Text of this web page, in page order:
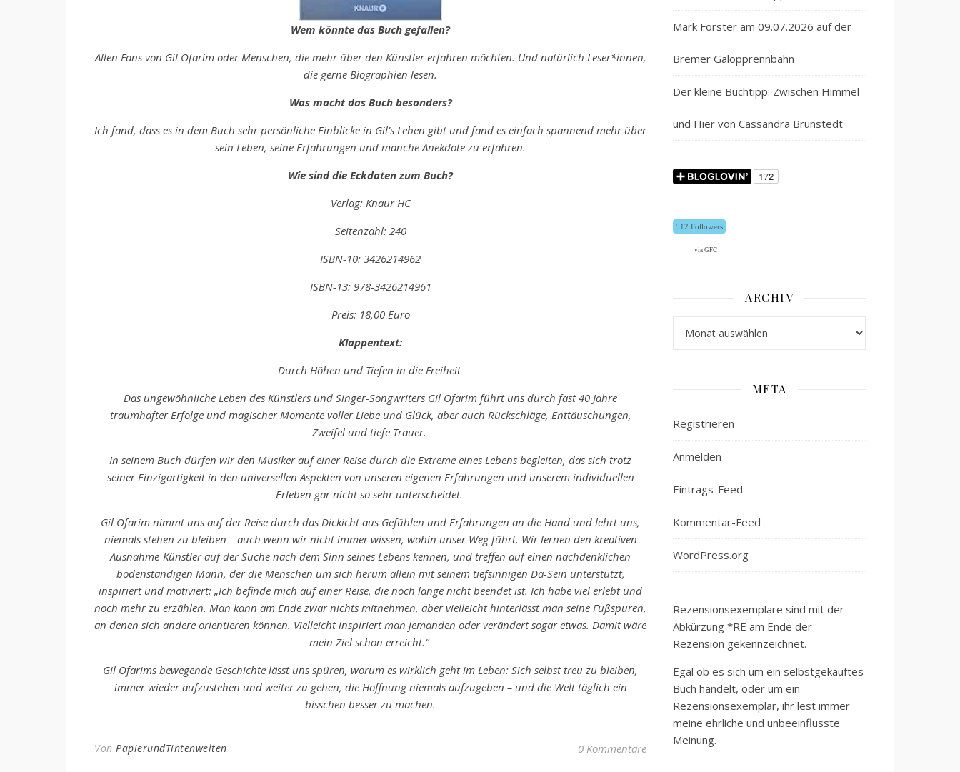
Wem könnte das Buch gefallen?
Allen Fans von Gil Ofarim oder Menschen, die mehr über den Künstler erfahren möchten. Und natürlich Leser*innen,
die gerne Biographien lesen.
Was macht das Buch besonders?
Ich fand, dass es in dem Buch sehr persönliche Einblicke in Gil’s Leben gibt und fand es einfach spannend mehr über
sein Leben, seine Erfahrungen und manche Anekdote zu erfahren.
Wie sind die Eckdaten zum Buch?
Verlag: Knaur HC
Seitenzahl: 240
ISBN-10: 3426214962
ISBN-13: 978-3426214961
Preis: 18,00 Euro
Klappentext:
Durch Höhen und Tiefen in die Freiheit
Das ungewöhnliche Leben des Künstlers und Singer-Songwriters Gil Ofarim führt uns durch fast 40 Jahre
traumhafter Erfolge und magischer Momente voller Liebe und Glück, aber auch Rückschläge, Enttäuschungen,
Zweifel und tiefe Trauer.
In seinem Buch dürfen wir den Musiker auf einer Reise durch die Extreme eines Lebens begleiten, das sich trotz
seiner Einzigartigkeit in den universellen Aspekten von unseren eigenen Erfahrungen und unserem individuellen
Erleben gar nicht so sehr unterscheidet.
Gil Ofarim nimmt uns auf der Reise durch das Dickicht aus Gefühlen und Erfahrungen an die Hand und lehrt uns,
niemals stehen zu bleiben – auch wenn wir nicht immer wissen, wohin unser Weg führt. Wir lernen den kreativen
Ausnahme-Künstler auf der Suche nach dem Sinn seines Lebens kennen, und treffen auf einen nachdenklichen
bodenständigen Mann, der die Menschen um sich herum allein mit seinem tiefsinnigen Da-Sein unterstützt,
inspiriert und motiviert: „Ich befinde mich auf einer Reise, die noch lange nicht beendet ist. Ich habe viel erlebt und
noch mehr zu erzählen. Man kann am Ende zwar nichts mitnehmen, aber vielleicht hinterlässt man seine Fußspuren,
an denen sich andere orientieren können. Vielleicht inspiriert man jemanden oder verändert sogar etwas. Damit wäre
mein Ziel schon erreicht.“
Gil Ofarims bewegende Geschichte lässt uns spüren, worum es wirklich geht im Leben: Sich selbst treu zu bleiben,
immer wieder aufzustehen und weiter zu gehen, die Hoffnung niemals aufzugeben – und die Welt täglich ein
bisschen besser zu machen.
Von PapierundTintenwelten 0 Kommentare
Mark Forster am 09.07.2026 auf der
Bremer Galopprennbahn
Der kleine Buchtipp: Zwischen Himmel
und Hier von Cassandra Brunstedt
512 Followers
via GFC
ARCHIV
META
Registrieren
Anmelden
Eintrags-Feed
Kommentar-Feed
WordPress.org
Rezensionsexemplare sind mit der
Abkürzung *RE am Ende der
Rezension gekennzeichnet.
Egal ob es sich um ein selbstgekauftes
Buch handelt, oder um ein
Rezensionsexemplar, ihr lest immer
meine ehrliche und unbeeinflusste
Meinung.